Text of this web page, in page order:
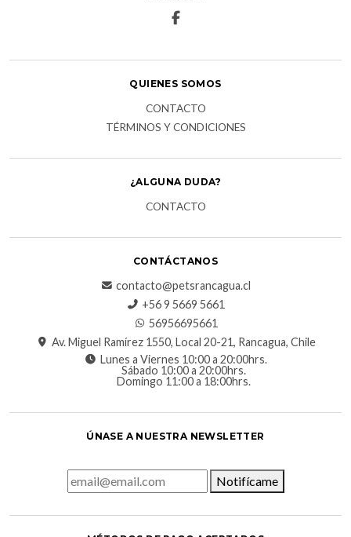
QUIENES SOMOS
CONTACTO
TÉRMINOS Y CONDICIONES
¿ALGUNA DUDA?
CONTACTO
CONTÁCTANOS
contacto@petsrancagua.cl
‪+56 9 5669 5661‬
56956695661‬
Av. Miguel Ramírez 1550, Local 20-21, Rancagua, Chile
Lunes a Viernes 10:00 a 20:00hrs.
Sábado 10:00 a 20:00hrs.
Domingo 11:00 a 18:00hrs.
ÚNASE A NUESTRA NEWSLETTER
Notifícame